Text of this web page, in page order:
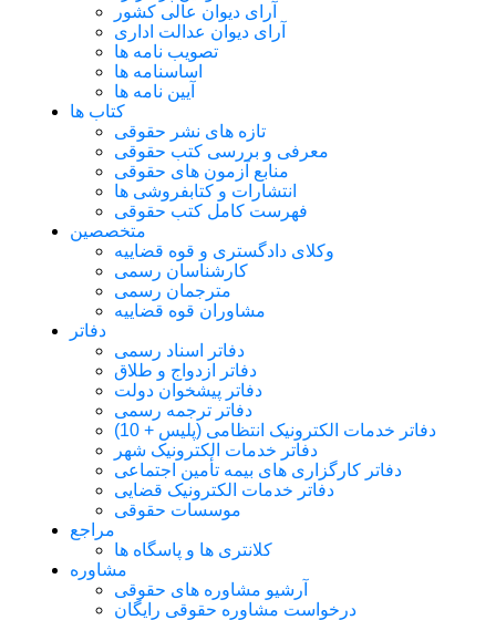
آرای دیوان عالی کشور
آرای دیوان عدالت اداری
تصویب نامه ها
اساسنامه ها
آیین نامه ها
کتاب ها
تازه های نشر حقوقی
معرفی و بررسی کتب حقوقی
منابع آزمون های حقوقی
انتشارات و کتابفروشی ها
فهرست کامل کتب حقوقی
متخصصین
وکلای دادگستری و قوه قضاییه
کارشناسان رسمی
مترجمان رسمی
مشاوران قوه قضاییه
دفاتر
دفاتر اسناد رسمی
دفاتر ازدواج و طلاق
دفاتر پیشخوان دولت
دفاتر ترجمه رسمی
دفاتر خدمات الکترونیک انتظامی (پلیس + 10)
دفاتر خدمات الکترونیک شهر
دفاتر کارگزاری های بیمه تأمین اجتماعی
دفاتر خدمات الکترونیک قضایی
موسسات حقوقی
مراجع
کلانتری ها و پاسگاه ها
مشاوره
آرشیو مشاوره های حقوقی
درخواست مشاوره حقوقی رایگان